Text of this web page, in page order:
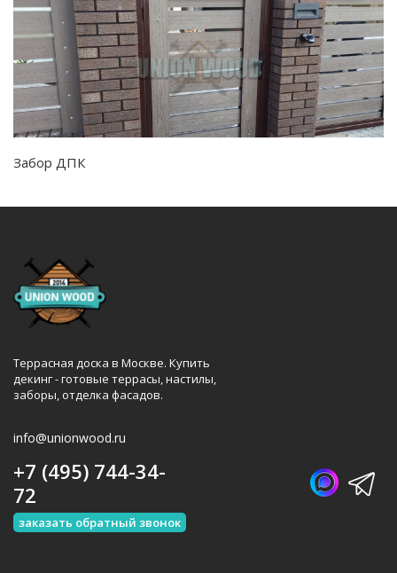
Забор ДПК
Террасная доска в Москве. Купить
декинг - готовые террасы, настилы,
заборы, отделка фасадов.
info@unionwood.ru
+7 (495) 744-34-
72
заказать обратный звонок